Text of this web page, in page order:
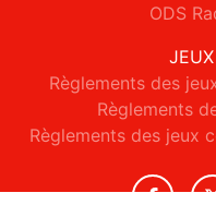
ODS
Règlements des
Règlements
Règlements des jeux